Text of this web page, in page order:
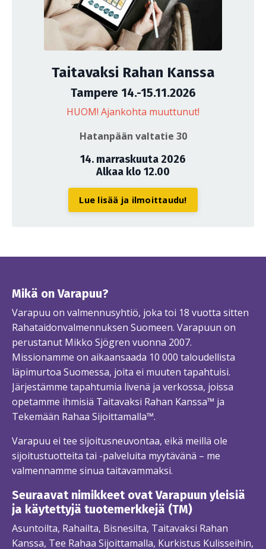
Taitavaksi Rahan Kanssa
Tampere 14.-15.11.2026
HUOM! Ajankohta muuttunut!
Hatanpään valtatie 30
14. marraskuuta 2026
Alkaa klo 12.00
Lue lisää ja ilmoittaudu!
Mikä on Varapuu?
Varapuu on valmennusyhtiö, joka toi 18 vuotta sitten
Rahataidonvalmennuksen Suomeen. Varapuun on
perustanut Mikko Sjögren vuonna 2007.
Missionamme on aikaansaada 10 000 taloudellista
läpimurtoa Suomessa, joita ei muuten tapahtuisi.
Järjestämme tapahtumia livenä ja verkossa, joissa
opetamme ihmisiä Taitavaksi Rahan Kanssa™ ja
Tekemään Rahaa Sijoittamalla™.
Varapuu ei tee sijoitusneuvontaa, eikä meillä ole
sijoitustuotteita tai -palveluita myytävänä – me
valmennamme sinua taitavammaksi.
Seuraavat nimikkeet ovat Varapuun yleisiä
ja käytettyjä tuotemerkkejä (TM)
Asuntoilta, Rahailta, Bisnesilta, Taitavaksi Rahan
Kanssa, Tee Rahaa Sijoittamalla, Kurkistus Kulisseihin,